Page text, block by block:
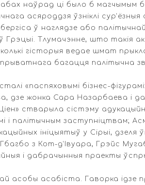
наўрад ці было б магчымым
асяроддзя ўзніклі сур’ёзныя
ў наглядзе або
Грэцыі. Тлумачэнне, што такія
гісторыя ведае шмат
багацця палітычна
«паспяховымі бізнес-
дзе жонка Сара Назарбаева і
стварыла сістэму
і палітычным заступніцтвам;
ініцыятыў у Сірыі, дзеля
з Кот-д’Івуара, Грэйс
і дабрачынныя праекты
асобы асабіста. Гаворка ідзе